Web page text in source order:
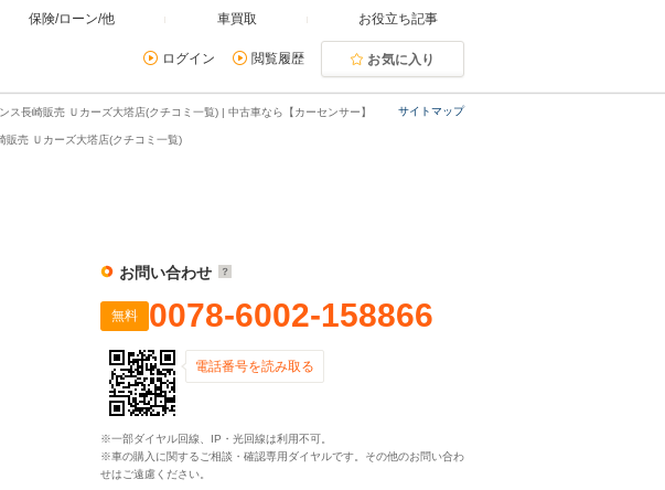
保険/ローン/他 車買取 お役立ち記事
ログイン 閲覧履歴 お気に入り
サイトマップ
ス長崎販売 Ｕカーズ大塔店(クチコミ一覧) | 中古車なら【カーセンサー】
販売 Ｕカーズ大塔店(クチコミ一覧)
お問い合わせ
無料 0078-6002-158866
電話番号を読み取る
※一部ダイヤル回線、IP・光回線は利用不可。
※車の購入に関するご相談・確認専用ダイヤルです。その他のお問い合わ
せはご遠慮ください。